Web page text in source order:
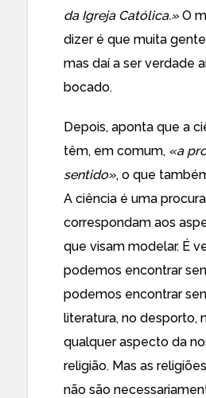
da Igreja Católica.» O
dizer é que muita
mas daí a ser verdade
bocado.
Depois, aponta que a
têm, em comum, «a
sentido», o que
A ciência é uma
correspondam aos
que visam modelar. É
podemos encontrar
podemos encontrar
literatura, no desporto,
qualquer aspecto da
religião. Mas as
não são